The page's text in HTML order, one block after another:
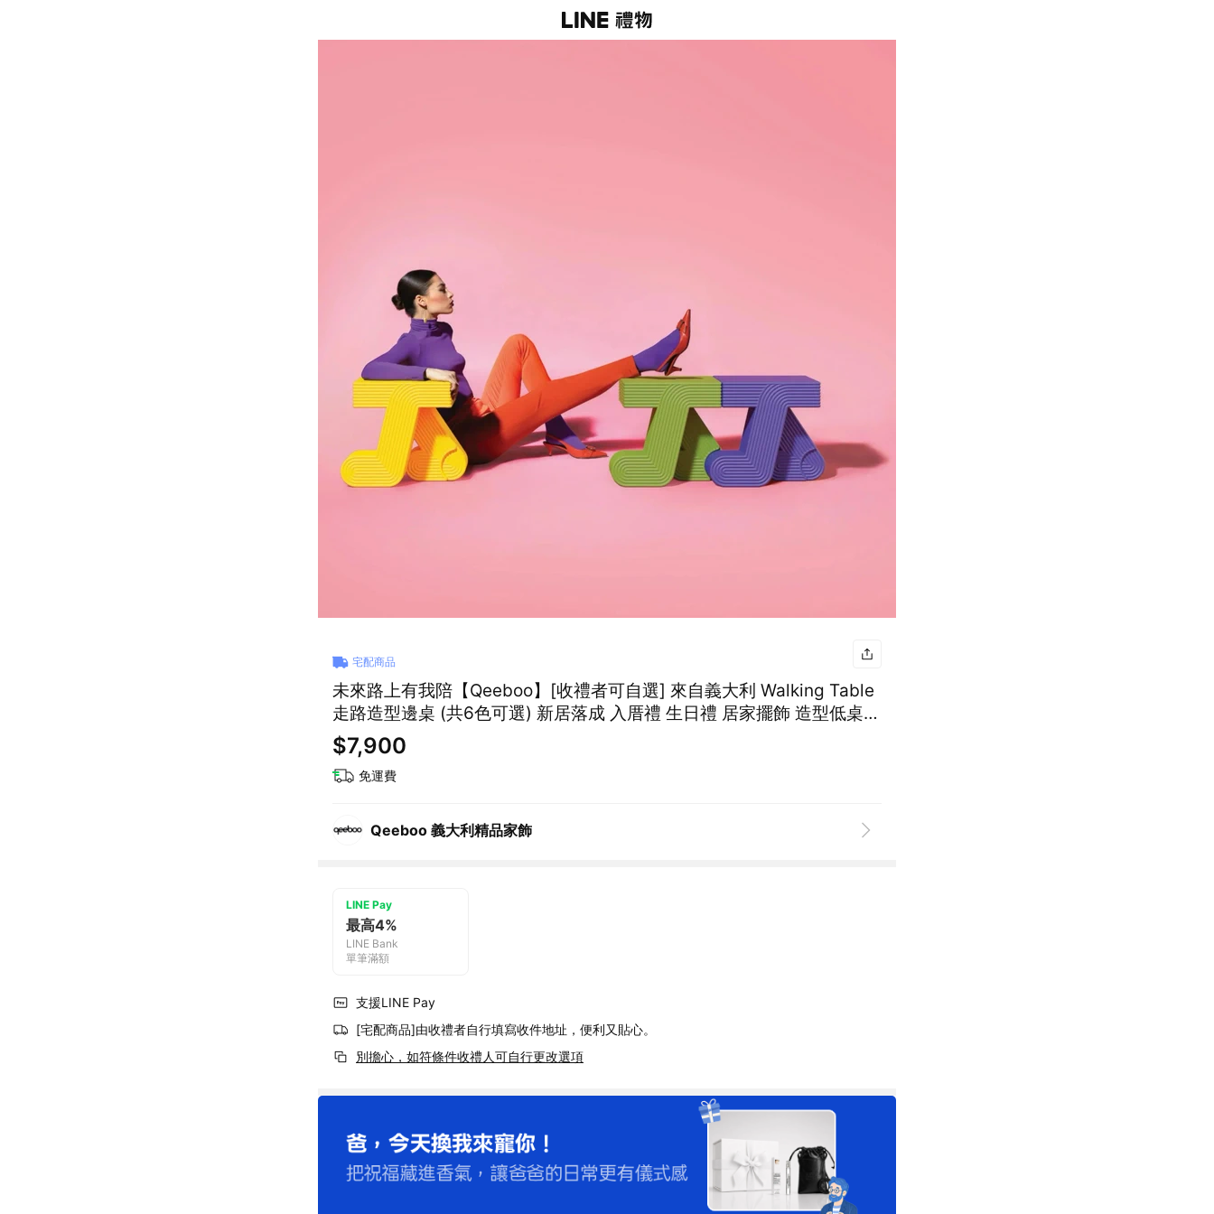
宅配商品
未來路上有我陪【Qeeboo】[收禮者可自選] 來自義大利 Walking Table
走路造型邊桌 (共6色可選) 新居落成 入厝禮 生日禮 居家擺飾 造型低桌
伴你左右 創意療癒
$7,900
免運費
Qeeboo 義大利精品家飾
LINE Pay
最高4%
LINE Bank
單筆滿額
支援LINE Pay
[宅配商品]由收禮者自行填寫收件地址，便利又貼心。
別擔心，如符條件收禮人可自行更改選項